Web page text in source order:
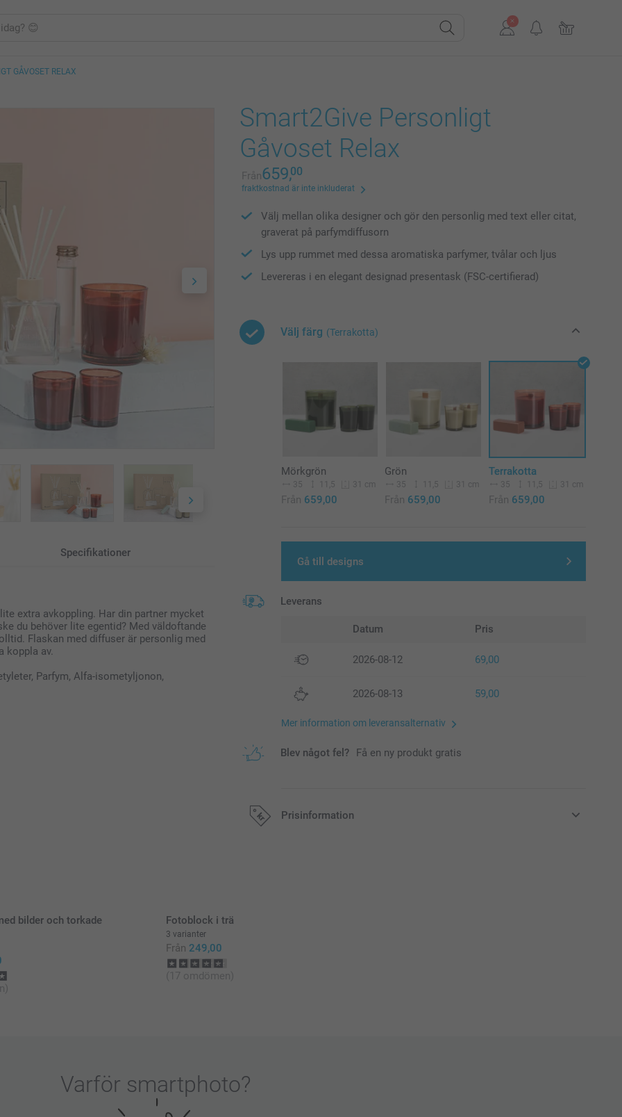
GÅVOSET RELAX
Specifikationer
extra avkoppling. Har din partner mycket
du behöver lite egentid? Med väldoftande
Flaskan med diffuser är personlig med
koppla av.
Parfym, Alfa-isometyljonon,
Smart2Give Personligt
Gåvoset Relax
Från659,00
fraktkostnad är inte inkluderat
Välj mellan olika designer och gör den personlig med text eller citat,
graverat på parfymdiffusorn
Lys upp rummet med dessa aromatiska parfymer, tvålar och ljus
Levereras i en elegant designad presentask (FSC-certifierad)
Välj färg (Terrakotta)
Mörkgrön
35 11,5 31 cm
Från 659,00
Grön
35 11,5 31 cm
Från 659,00
Terrakotta
35 11,5 31 cm
Från 659,00
Gå till designs
Leverans
Datum Pris
2026-08-12 69,00
2026-08-13 59,00
Mer information om leveransalternativ
Blev något fel? Få en ny produkt gratis
Prisinformation
bilder och torkade Fotoblock i trä
3 varianter
Från 249,00
(17 omdömen)
Varför smartphoto?